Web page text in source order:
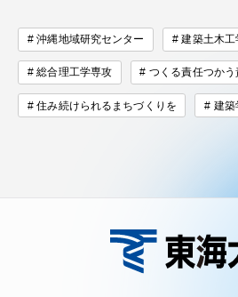
沖縄地域研究センター 建築土木工
総合理工学専攻 つくる責任つかう
住み続けられるまちづくりを 建築